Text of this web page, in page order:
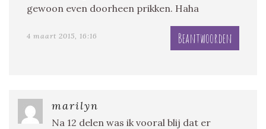
gewoon even doorheen prikken. Haha
4 maart 2015, 16:16 Beantwoorden
marilyn
Na 12 delen was ik vooral blij dat er